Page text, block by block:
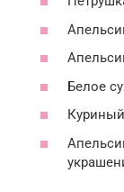
Белое